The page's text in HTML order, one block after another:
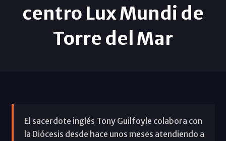
centro Lux Mundi de
Torre del Mar
El sacerdote inglés Tony Guilfoyle colabora con
la Diócesis desde hace unos meses atendiendo a